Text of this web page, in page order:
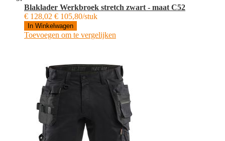
Blaklader Werkbroek stretch zwart - maat C52
€ 128,02 € 105,80/stuk
In Winkelwagen
Toevoegen om te vergelijken